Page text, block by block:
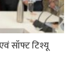
सॉफ्ट टिश्यू